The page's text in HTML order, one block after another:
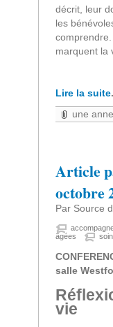
décrit, leur
les
marquent la
Lire la suite
une
Article
octobre
Par Source
âgées
salle
vie